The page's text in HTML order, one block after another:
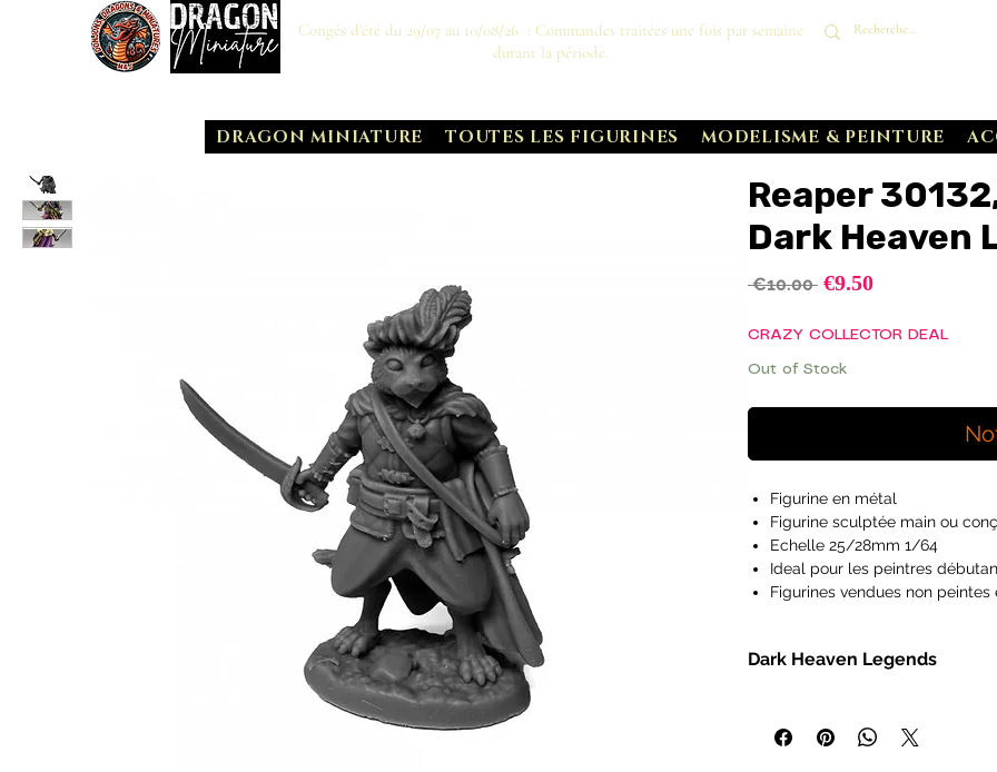
Congés d'été du 29/07 au 10/08/26 : Commandes traitées une fois par semaine
durant la période.
DRAGON MINIATURE TOUTES LES FIGURINES MODELISME & PEINTURE
Reaper
Dark Heaven
€10.00 Regular
€9.50Sale
CRAZY COLLECTOR DEAL
Out of Stock
Figurine en métal
Figurine sculptée main ou
Echelle 25/28mm 1/64
Ideal pour les peintres
Figurines vendues non
Frostgrave, Savage Worlds,
Dark Heaven Legends
- Bases intégrales
- Modèles en métal non peints